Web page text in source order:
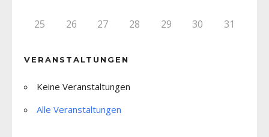
25 26 27 28 29 30 31
VERANSTALTUNGEN
Keine Veranstaltungen
Alle Veranstaltungen